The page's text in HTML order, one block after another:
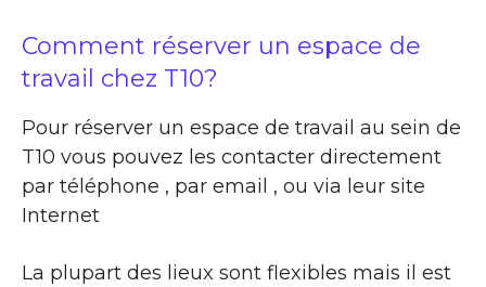
Comment réserver un espace de
travail chez T10?
Pour réserver un espace de travail au sein de
T10 vous pouvez les contacter directement
par téléphone , par email , ou via leur site
Internet
La plupart des lieux sont flexibles mais il est